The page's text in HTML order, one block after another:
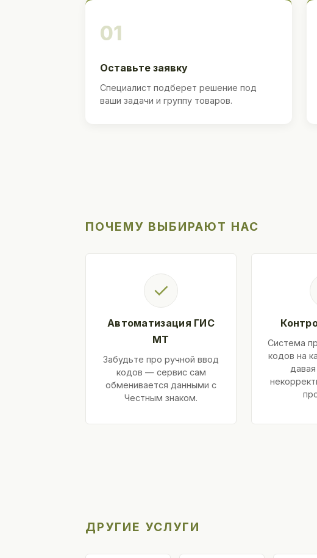
01
Оставьте заявку
Специалист подберет решение под
ваши задачи и группу товаров.
ПОЧЕМУ ВЫБИРАЮТ НАС
✓
Автоматизация ГИС
МТ
Забудьте про ручной ввод
кодов — сервис сам
обменивается данными с
Честным знаком.
Система
кодов на
ДРУГИЕ УСЛУГИ